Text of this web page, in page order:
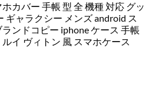
カバー 手帳 型 全 機種 対応 グッ
ギャラクシー メンズ android ス
ンドコピー iphone ケース 手帳
イ ヴィトン 風 スマホケース